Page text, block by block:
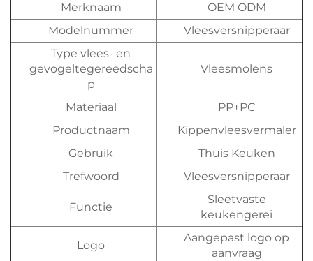
Merknaam
OEM ODM
Modelnummer
Vleesversnipperaar
Type vlees- en
gevogeltegereedscha
p
Vleesmolens
Materiaal
PP+PC
Productnaam
Kippenvleesvermaler
Gebruik
Thuis Keuken
Trefwoord
Vleesversnipperaar
Functie
Sleetvaste
keukengerei
Logo
Aangepast logo op
aanvraag